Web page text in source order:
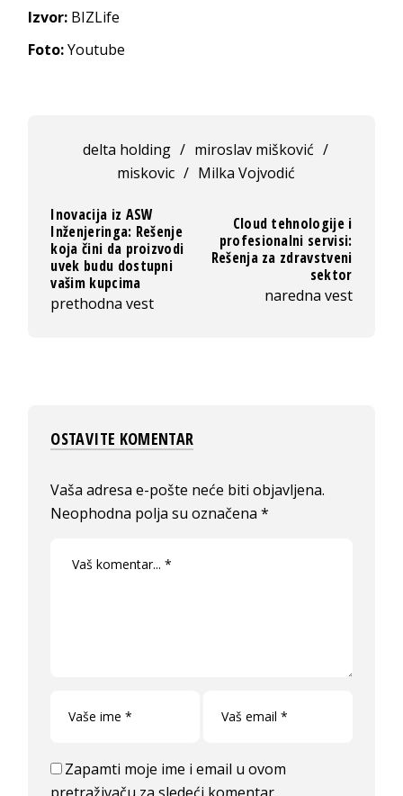
Izvor: BIZLife
Foto:Youtube
delta holding / miroslav mišković /
miskovic / Milka Vojvodić
Inovacija iz ASW
Inženjeringa: Rešenje
koja čini da proizvodi
uvek budu dostupni
vašim kupcima
prethodna vest
Cloud tehnologije i
profesionalni servisi:
Rešenja za zdravstveni
sektor
naredna vest
OSTAVITE KOMENTAR
Vaša adresa e-pošte neće biti objavljena.
Neophodna polja su označena*
Zapamti moje ime i email u ovom